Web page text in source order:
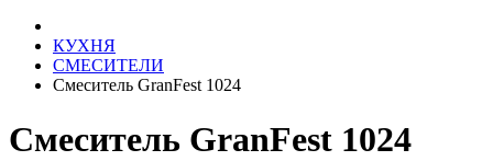
КУХНЯ
СМЕСИТЕЛИ
Смеситель GranFest 1024
Смеситель GranFest 1024